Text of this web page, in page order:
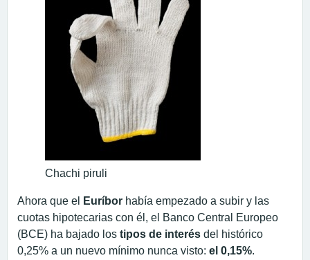
Chachi piruli
Ahora que el Euríbor había empezado a subir y las
cuotas hipotecarias con él, el Banco Central Europeo
(BCE) ha bajado los tipos de interés del histórico
0,25% a un nuevo mínimo nunca visto: el 0,15%.